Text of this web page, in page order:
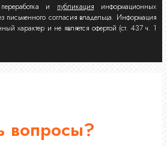
и публикация информационных
письменного согласия владельца. Информация
характер и не является офертой (ст. 437 ч. 1
вопросы?